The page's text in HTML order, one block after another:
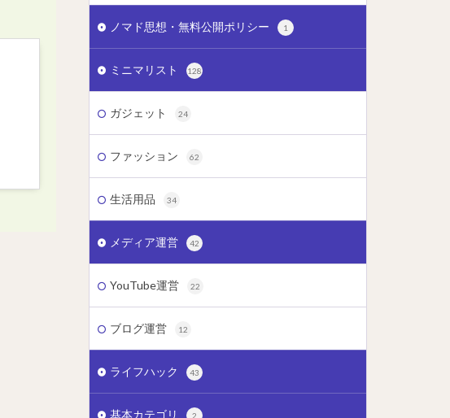
ノマド思想・無料公開ポリシー 1
ミニマリスト 128
ガジェット 24
ファッション 62
生活用品 34
メディア運営 42
YouTube運営 22
ブログ運営 12
ライフハック 43
基本カテゴリ 2